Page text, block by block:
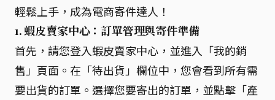
輕鬆上手，成為電商寄件達人！
1. 蝦皮賣家中心：訂單管理與寄件準備
首先，請您登入蝦皮賣家中心，並進入「我的銷
售」頁面。在「待出貨」欄位中，您會看到所有需
要出貨的訂單。選擇您要寄出的訂單，並點擊「產